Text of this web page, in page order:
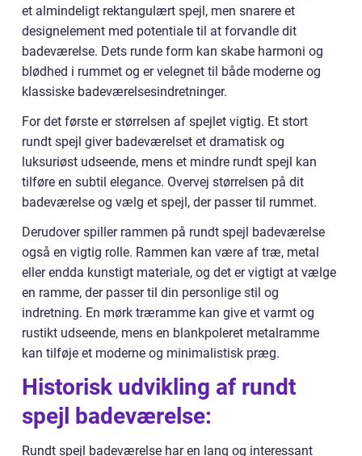
et almindeligt rektangulært spejl, men snarere et
designelement med potentiale til at forvandle dit
badeværelse. Dets runde form kan skabe harmoni og
blødhed i rummet og er velegnet til både moderne og
klassiske badeværelsesindretninger.
For det første er størrelsen af spejlet vigtig. Et stort
rundt spejl giver badeværelset et dramatisk og
luksuriøst udseende, mens et mindre rundt spejl kan
tilføre en subtil elegance. Overvej størrelsen på dit
badeværelse og vælg et spejl, der passer til rummet.
Derudover spiller rammen på rundt spejl badeværelse
også en vigtig rolle. Rammen kan være af træ, metal
eller endda kunstigt materiale, og det er vigtigt at vælge
en ramme, der passer til din personlige stil og
indretning. En mørk træramme kan give et varmt og
rustikt udseende, mens en blankpoleret metalramme
kan tilføje et moderne og minimalistisk præg.
Historisk udvikling af rundt
spejl badeværelse:
Rundt spejl badeværelse har en lang og interessant